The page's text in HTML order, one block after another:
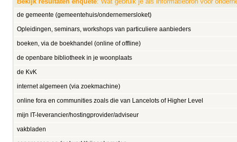
de gemeente (gemeentehuis/ondernemersloket)
Opleidingen, seminars, workshops van particuliere aanbieders
boeken, via de boekhandel (online of offline)
de openbare bibliotheek in je woonplaats
de KvK
internet algemeen (via zoekmachine)
online fora en communities zoals die van Lancelots of Higher Level
mijn IT-leverancier/hostingprovider/adviseur
vakbladen